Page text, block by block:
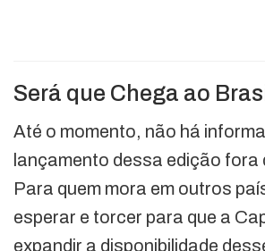
Será que Chega ao
Até o momento, não há
lançamento dessa edição fora
Para quem mora em outros
esperar e torcer para que a
expandir a disponibilidade